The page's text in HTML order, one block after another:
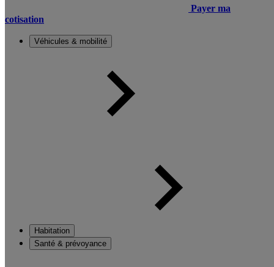
Payer ma
cotisation
Véhicules & mobilité
Habitation
Santé & prévoyance